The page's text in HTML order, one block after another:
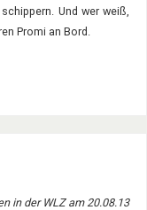
Und wer weiß,
Promi an Bord.
in der WLZ am 20.08.13